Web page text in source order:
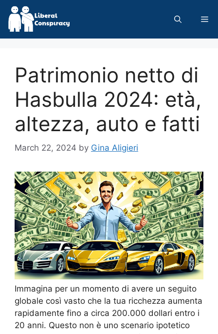
Skip
content
Patrimonio netto di
Hasbulla 2024: età,
altezza, auto e fatti
March 22, 2024 by Gina Aligieri
Immagina per un momento di avere un seguito
globale così vasto che la tua ricchezza aumenta
rapidamente fino a circa 200.000 dollari entro i
20 anni. Questo non è uno scenario ipotetico